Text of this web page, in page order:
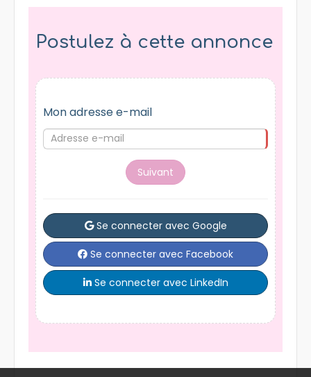
Postulez à cette annonce
Mon adresse e-mail
Suivant
Se connecter avec Google
Se connecter avec Facebook
Se connecter avec LinkedIn